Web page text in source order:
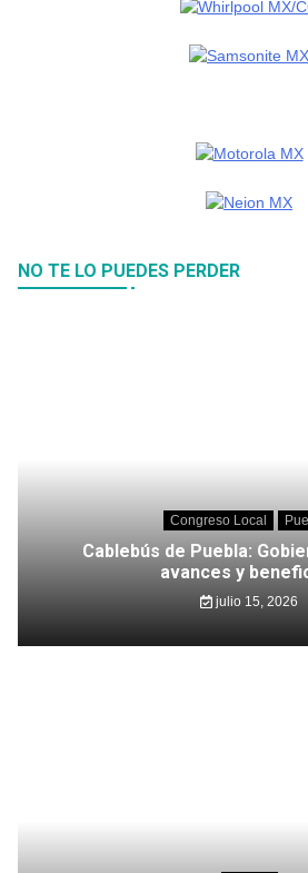
NO TE LO PUEDES PERDER
Congreso Local
Cablebús de Puebla:
avances y
julio 15, 2026